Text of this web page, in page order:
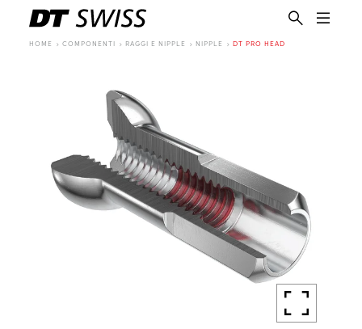
HOME COMPONENTI RAGGI E NIPPLE NIPPLE DT PRO HEAD